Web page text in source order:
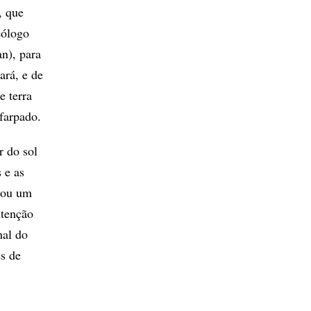
que
para
e de
terra
do sol
e as
um
do
de